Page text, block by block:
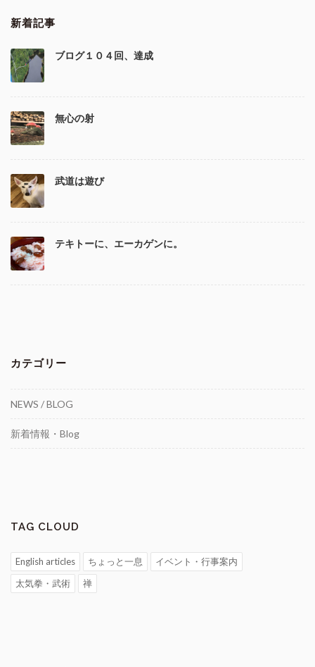
新着記事
ブログ１０４回、達成
無心の射
武道は遊び
テキトーに、エーカゲンに。
カテゴリー
NEWS / BLOG
新着情報・Blog
TAG CLOUD
English articles ちょっと一息
イベント・行事案内
太気拳・武術
禅